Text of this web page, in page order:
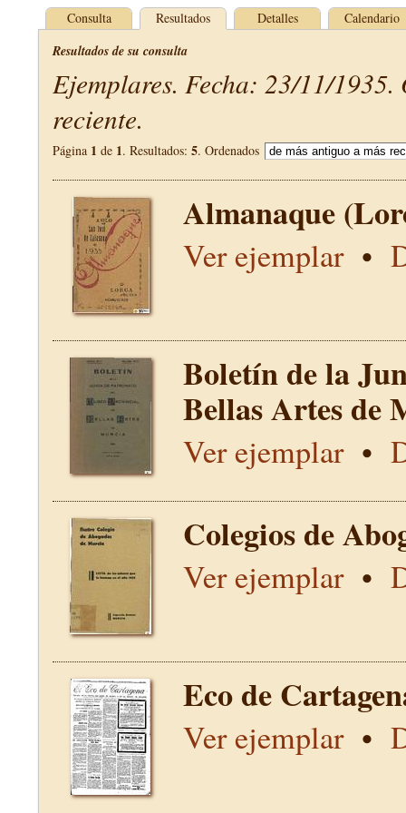
Consulta Resultados Detalles Calendario
Resultados de su consulta
Ejemplares. Fecha: 23/11/1935.
reciente.
Página 1 de 1. Resultados: 5. Ordenados
Almanaque
Ver ejemplar•
Boletín de la
Bellas Artes
Ver ejemplar•
Colegios de
Ver ejemplar•
Eco de
Ver ejemplar•